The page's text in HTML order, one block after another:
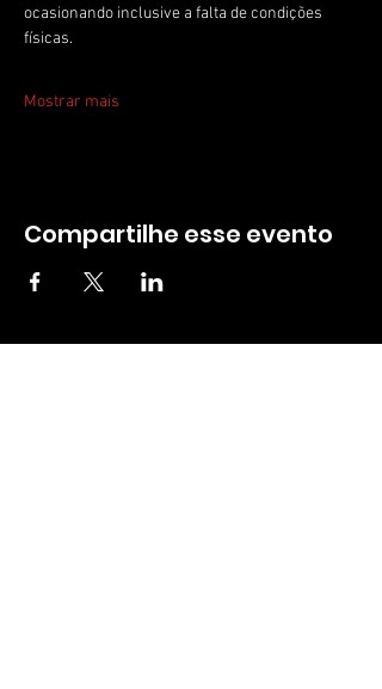
ocasionando inclusive a falta de condições
físicas.
Mostrar mais
Compartilhe esse evento